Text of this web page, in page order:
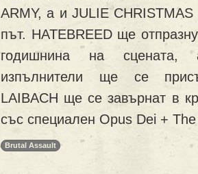
ARMY, а и JULIE
път. HATEBREED ще
годишнина на сцената,
изпълнители ще се
LAIBACH ще се завърнат в
със специален Opus Dei +
Brutal Assault